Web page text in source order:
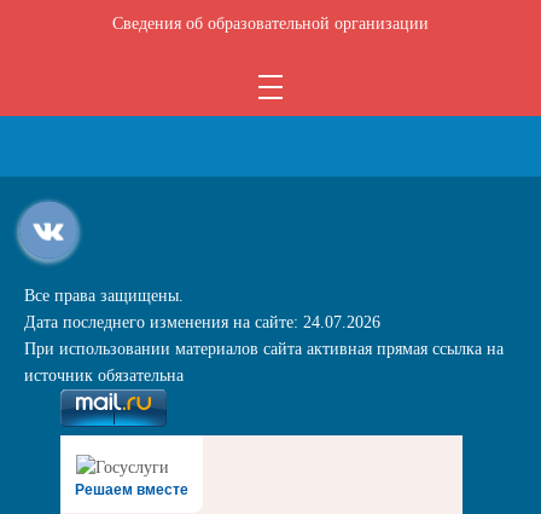
Сведения об образовательной организации
Все права защищены.
Дата последнего изменения на сайте: 24.07.2026
При использовании материалов сайта активная прямая ссылка на
источник обязательна
Решаем вместе